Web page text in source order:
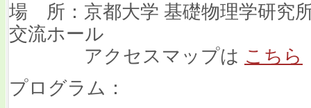
場 所：京都大学 基礎物理学研究
交流ホール
アクセスマップは こちら
プログラム：